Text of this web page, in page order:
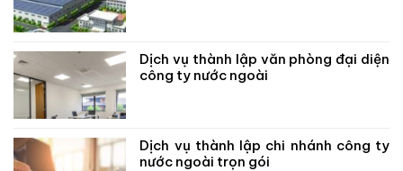
Dịch vụ thành lập văn phòng đại diện
công ty nước ngoài
Dịch vụ thành lập chi nhánh công ty
nước ngoài trọn gói